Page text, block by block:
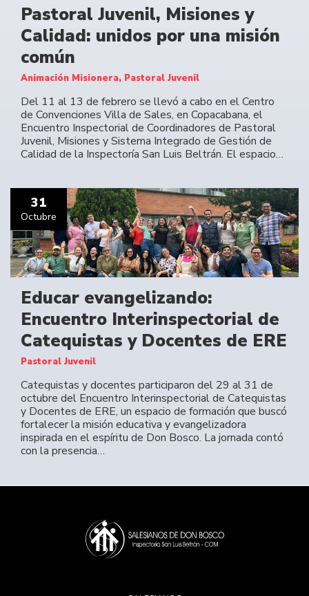
Pastoral Juvenil, Misiones y
Calidad: unidos por una misión
común
Animación Misionera, Pastoral Juvenil
Del 11 al 13 de febrero se llevó a cabo en el Centro
de Convenciones Villa de Sales, en Copacabana, el
Encuentro Inspectorial de Coordinadores de Pastoral
Juvenil, Misiones y Sistema Integrado de Gestión de
Calidad de la Inspectoría San Luis Beltrán. El espacio…
31
Octubre
Educar evangelizando:
Encuentro Interinspectorial de
Catequistas y Docentes de ERE
Pastoral Juvenil
Catequistas y docentes participaron del 29 al 31 de
octubre del Encuentro Interinspectorial de Catequistas
y Docentes de ERE, un espacio de formación que buscó
fortalecer la misión educativa y evangelizadora
inspirada en el espíritu de Don Bosco. La jornada contó
con la presencia…